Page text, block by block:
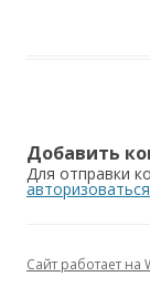
Добавить
Для отправки
авторизоваться
Сайт работает на